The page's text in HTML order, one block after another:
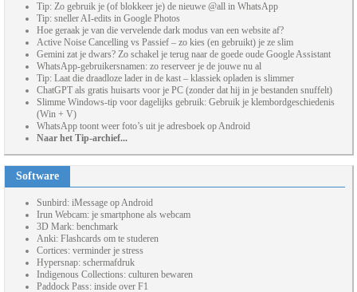
Tip: Zo gebruik je (of blokkeer je) de nieuwe @all in WhatsApp
Tip: sneller AI-edits in Google Photos
Hoe geraak je van die vervelende dark modus van een website af?
Active Noise Cancelling vs Passief – zo kies (en gebruikt) je ze slim
Gemini zat je dwars? Zo schakel je terug naar de goede oude Google Assistant
WhatsApp-gebruikersnamen: zo reserveer je de jouwe nu al
Tip: Laat die draadloze lader in de kast – klassiek opladen is slimmer
ChatGPT als gratis huisarts voor je PC (zonder dat hij in je bestanden snuffelt)
Slimme Windows-tip voor dagelijks gebruik: Gebruik je klembordgeschiedenis
(Win + V)
WhatsApp toont weer foto’s uit je adresboek op Android
Naar het Tip-archief...
Software
Sunbird: iMessage op Android
Irun Webcam: je smartphone als webcam
3D Mark: benchmark
Anki: Flashcards om te studeren
Cortices: verminder je stress
Hypersnap: schermafdruk
Indigenous Collections: culturen bewaren
Paddock Pass: inside over F1